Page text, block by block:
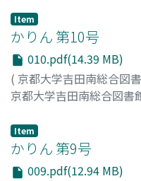
Item
かりん 第10号
010.pdf(14.39 MB)
( 京都大学吉田南総合図
京都大学吉田南総合図書
Item
かりん 第9号
009.pdf(12.94 MB)